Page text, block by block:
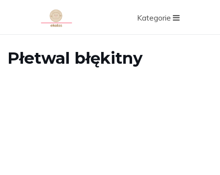
Kategorie
Płetwal błękitny